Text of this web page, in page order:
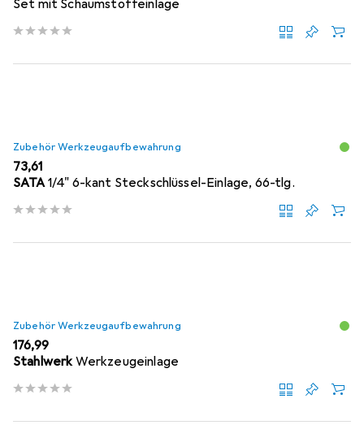
Set mit Schaumstoffeinlage
Zubehör Werkzeugaufbewahrung
EUR
73,61
SATA1/4" 6-kant Steckschlüssel-Einlage, 66-tlg.
Zubehör Werkzeugaufbewahrung
EUR
176,99
StahlwerkWerkzeugeinlage